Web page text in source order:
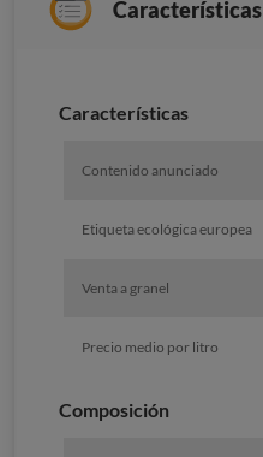
Características
Características
Contenido anunciado
Etiqueta ecológica europea
Venta a granel
Precio medio por litro
Composición